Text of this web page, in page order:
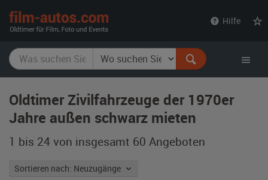
Hilfe
Oldtimer Zivilfahrzeuge der 1970er
Jahre außen schwarz mieten
1 bis 24 von insgesamt 60 Angeboten
Sortieren nach: Neuzugänge